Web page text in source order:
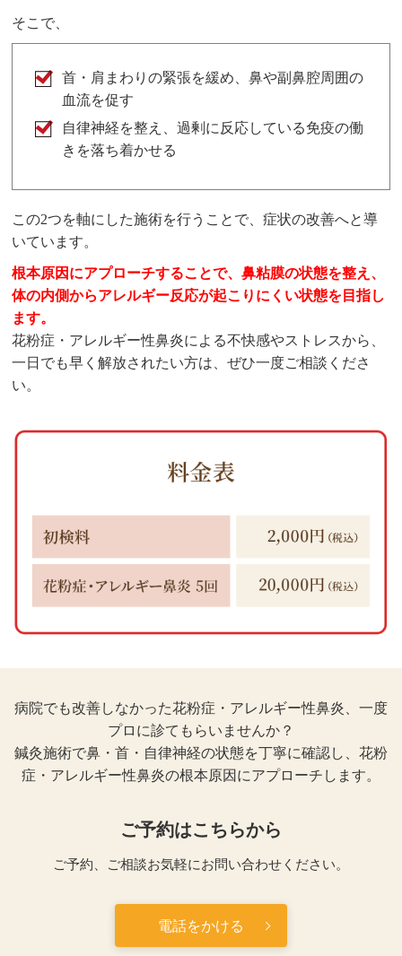
そこで、
首・肩まわりの緊張を緩め、鼻や副鼻腔周囲の
血流を促す
自律神経を整え、過剰に反応している免疫の働
きを落ち着かせる
この2つを軸にした施術を行うことで、症状の改善へと導
いています。
根本原因にアプローチすることで、鼻粘膜の状態を整え、
体の内側からアレルギー反応が起こりにくい状態を目指し
ます。
花粉症・アレルギー性鼻炎による不快感やストレスから、
一日でも早く解放されたい方は、ぜひ一度ご相談くださ
い。
病院でも改善しなかった花粉症・アレルギー性鼻炎、一度
プロに診てもらいませんか？
鍼灸施術で鼻・首・自律神経の状態を丁寧に確認し、花粉
症・アレルギー性鼻炎の根本原因にアプローチします。
ご予約はこちらから
ご予約、ご相談お気軽にお問い合わせください。
電話をかける